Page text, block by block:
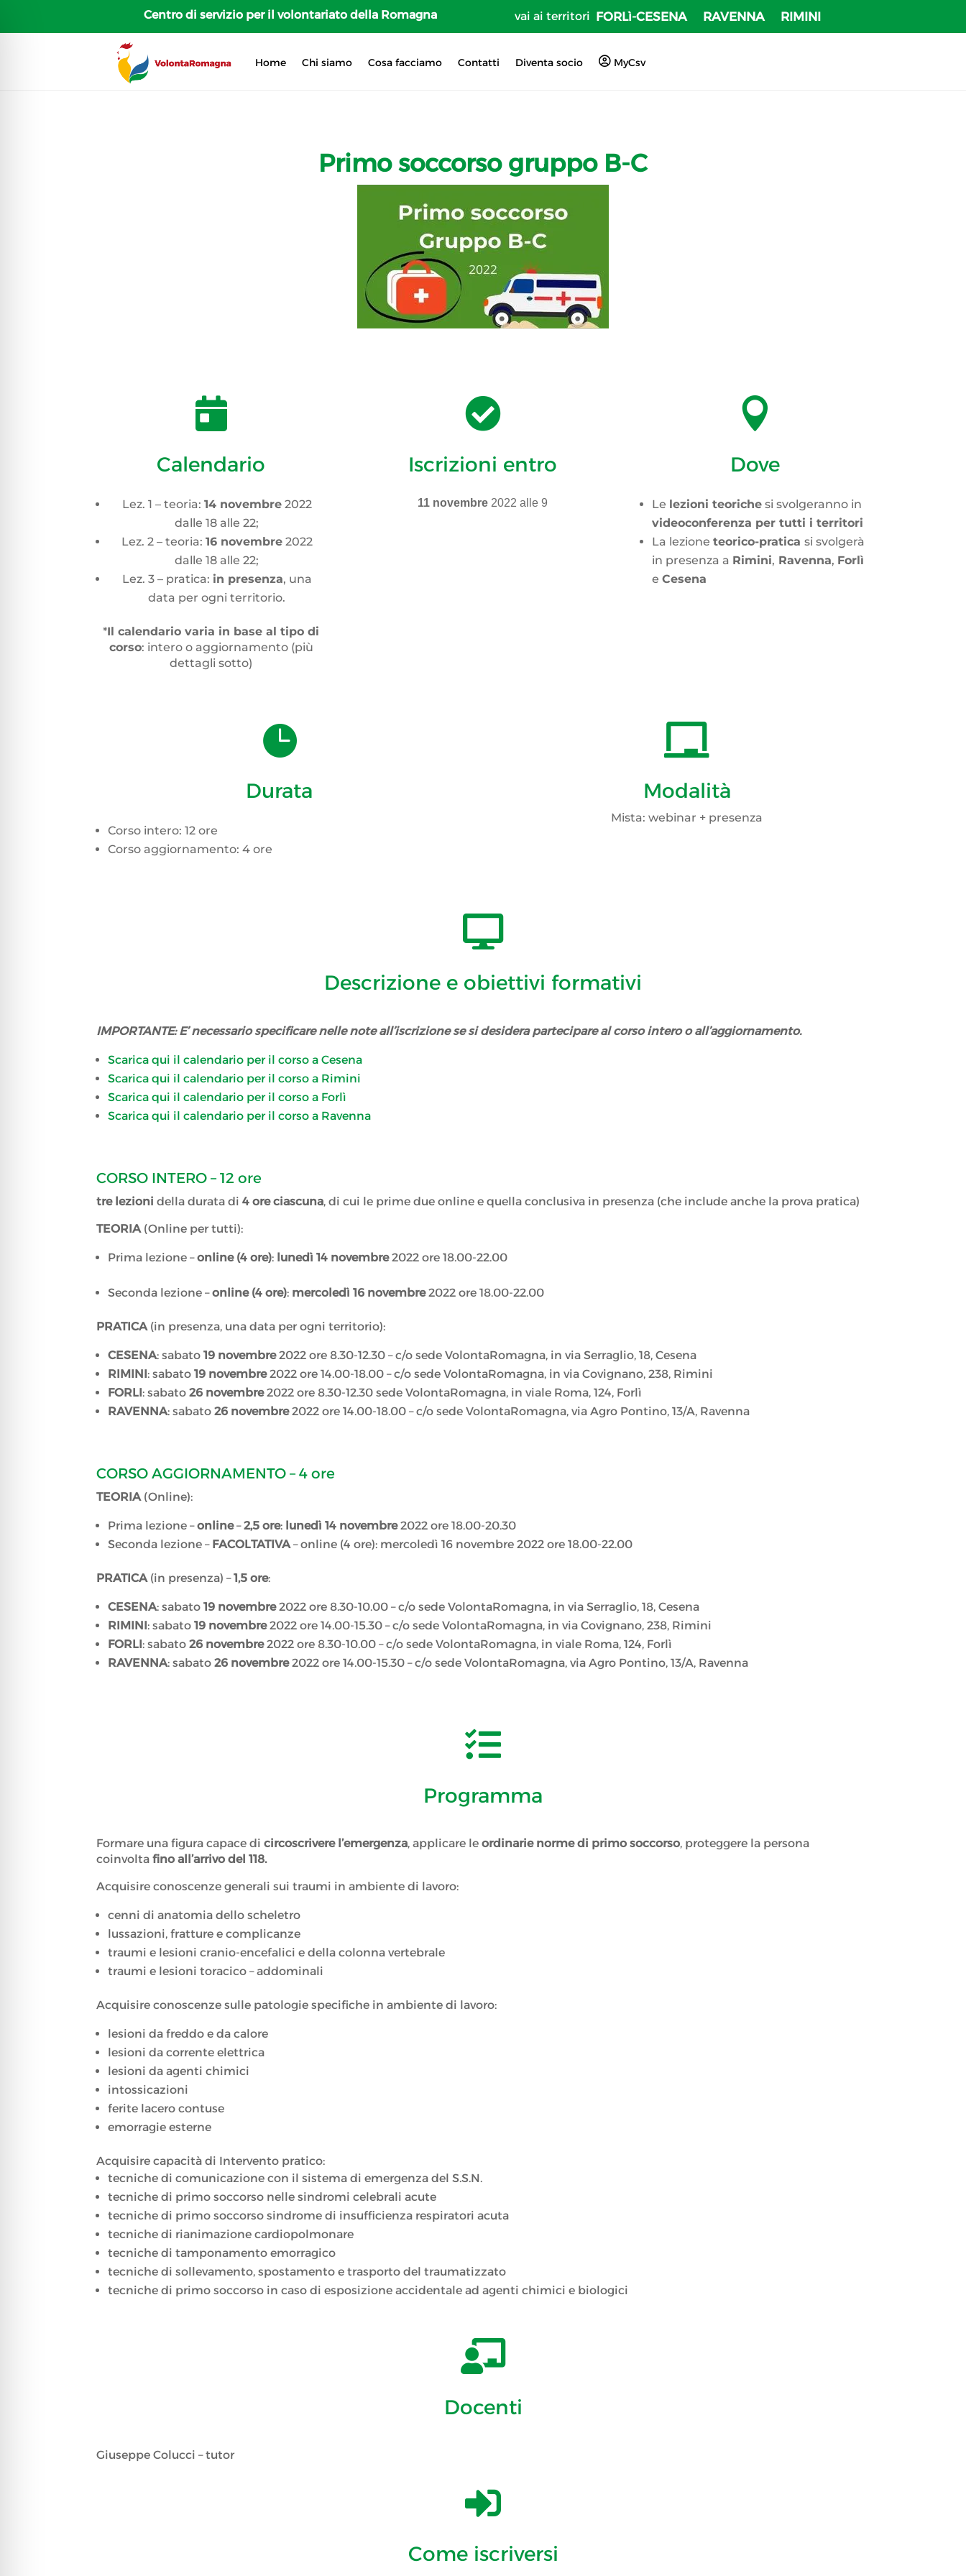
Centro di servizio per il volontariato della Romagna vai ai territori FORLì-CESENA RAVENNA RIMINI
Home Chi siamo Cosa facciamo Contatti Diventa socio MyCsv
Primo soccorso gruppo B-C

Calendario
Lez. 1 – teoria: 14 novembre2022
dalle 18 alle 22;
Lez. 2 – teoria: 16 novembre2022
dalle 18 alle 22;
Lez. 3 – pratica: in presenza, una
data per ogni territorio.
*Il calendario varia in base al tipo di
corso: intero o aggiornamento (più
dettagli sotto)

Iscrizioni entro
11 novembre 2022 alle 9

Dove
Le lezioni teorichesi svolgeranno in
videoconferenza per tutti i territori
La lezione teorico-pratica si svolgerà
in presenza a Rimini, Ravenna, Forlì
e Cesena

Durata
Corso intero: 12 ore
Corso aggiornamento: 4 ore

Modalità
Mista: webinar + presenza

Descrizione e obiettivi formativi
IMPORTANTE: E’ necessario specificare nelle note all’iscrizione se si desidera partecipare al corso intero o all’aggiornamento.
Scarica qui il calendario per il corso a Cesena
Scarica qui il calendario per il corso a Rimini
Scarica qui il calendario per il corso a Forlì
Scarica qui il calendario per il corso a Ravenna
CORSO INTERO – 12 ore
tre lezioni della durata di4 ore ciascuna, di cui le prime due online e quella conclusiva in presenza (che include anche la prova pratica)
TEORIA(Online per tutti):
Prima lezione –online (4 ore): lunedì 14 novembre2022 ore 18.00-22.00
Seconda lezione –online (4 ore): mercoledì 16 novembre2022 ore 18.00-22.00
PRATICA(in presenza, una data per ogni territorio):
CESENA: sabato19 novembre2022 ore 8.30-12.30 – c/o sede VolontaRomagna, in via Serraglio, 18, Cesena
RIMINI: sabato19 novembre2022 ore 14.00-18.00 – c/o sede VolontaRomagna, in via Covignano, 238, Rimini
FORLI: sabato26 novembre2022 ore 8.30-12.30 sede VolontaRomagna, in viale Roma, 124, Forlì
RAVENNA: sabato26 novembre2022 ore 14.00-18.00 – c/o sede VolontaRomagna, via Agro Pontino, 13/A, Ravenna
CORSO AGGIORNAMENTO – 4 ore
TEORIA(Online):
Prima lezione –online–2,5 ore: lunedì 14 novembre2022 ore 18.00-20.30
Seconda lezione – FACOLTATIVA– online (4 ore): mercoledì 16 novembre 2022 ore 18.00-22.00
PRATICA(in presenza) –1,5 ore:
CESENA: sabato19 novembre2022 ore 8.30-10.00 – c/o sede VolontaRomagna, in via Serraglio, 18, Cesena
RIMINI: sabato19 novembre2022 ore 14.00-15.30 – c/o sede VolontaRomagna, in via Covignano, 238, Rimini
FORLI: sabato26 novembre2022 ore 8.30-10.00 – c/o sede VolontaRomagna, in viale Roma, 124, Forlì
RAVENNA: sabato26 novembre2022 ore 14.00-15.30 – c/o sede VolontaRomagna, via Agro Pontino, 13/A, Ravenna

Programma
Formare una figura capace dicircoscrivere l’emergenza, applicare le ordinarie norme di primo soccorso, proteggere la persona
coinvolta fino all’arrivo del 118.
Acquisire conoscenze generali sui traumi in ambiente di lavoro:
cenni di anatomia dello scheletro
lussazioni, fratture e complicanze
traumi e lesioni cranio-encefalici e della colonna vertebrale
traumi e lesioni toracico – addominali
Acquisire conoscenze sulle patologie specifiche in ambiente di lavoro:
lesioni da freddo e da calore
lesioni da corrente elettrica
lesioni da agenti chimici
intossicazioni
ferite lacero contuse
emorragie esterne
Acquisire capacità di Intervento pratico:
tecniche di comunicazione con il sistema di emergenza del S.S.N.
tecniche di primo soccorso nelle sindromi celebrali acute
tecniche di primo soccorso sindrome di insufficienza respiratori acuta
tecniche di rianimazione cardiopolmonare
tecniche di tamponamento emorragico
tecniche di sollevamento, spostamento e trasporto del traumatizzato
tecniche di primo soccorso in caso di esposizione accidentale ad agenti chimici e biologici

Docenti
Giuseppe Colucci – tutor

Come iscriversi